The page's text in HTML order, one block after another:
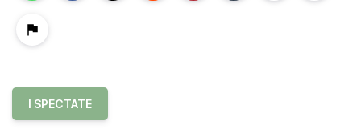
I SPECTATE